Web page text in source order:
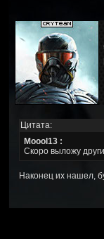
Цитата:
Moool13 :
Скоро выложу
Наконец их нашел,